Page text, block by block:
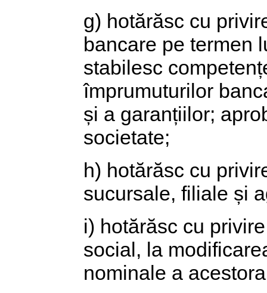
g) hotărăsc cu
bancare pe termen
stabilesc
împrumuturilor
și a garanțiilor;
societate;
h) hotărăsc cu
sucursale, filiale și
i) hotărăsc cu
social, la
nominale a